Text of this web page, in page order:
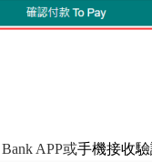
APP或手機接收